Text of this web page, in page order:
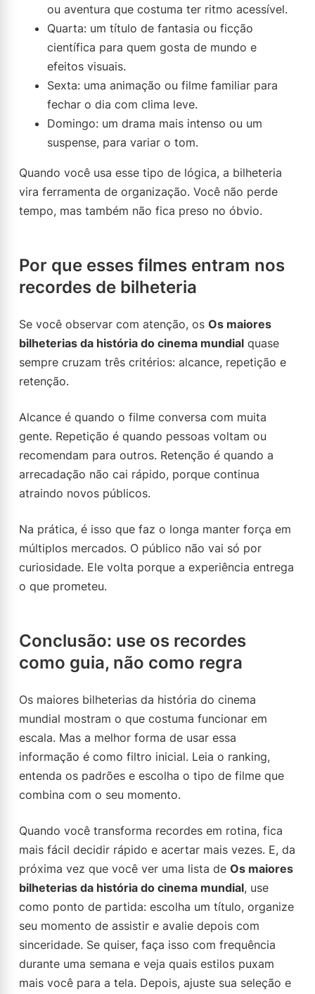
ou aventura que costuma ter ritmo acessível.
Quarta: um título de fantasia ou ficção
científica para quem gosta de mundo e
efeitos visuais.
Sexta: uma animação ou filme familiar para
fechar o dia com clima leve.
Domingo: um drama mais intenso ou um
suspense, para variar o tom.
Quando você usa esse tipo de lógica, a bilheteria
vira ferramenta de organização. Você não perde
tempo, mas também não fica preso no óbvio.
Por que esses filmes entram nos
recordes de bilheteria
Se você observar com atenção, os Os maiores
bilheterias da história do cinema mundial quase
sempre cruzam três critérios: alcance, repetição e
retenção.
Alcance é quando o filme conversa com muita
gente. Repetição é quando pessoas voltam ou
recomendam para outros. Retenção é quando a
arrecadação não cai rápido, porque continua
atraindo novos públicos.
Na prática, é isso que faz o longa manter força em
múltiplos mercados. O público não vai só por
curiosidade. Ele volta porque a experiência entrega
o que prometeu.
Conclusão: use os recordes
como guia, não como regra
Os maiores bilheterias da história do cinema
mundial mostram o que costuma funcionar em
escala. Mas a melhor forma de usar essa
informação é como filtro inicial. Leia o ranking,
entenda os padrões e escolha o tipo de filme que
combina com o seu momento.
Quando você transforma recordes em rotina, fica
mais fácil decidir rápido e acertar mais vezes. E, da
próxima vez que você ver uma lista de Os maiores
bilheterias da história do cinema mundial, use
como ponto de partida: escolha um título, organize
seu momento de assistir e avalie depois com
sinceridade. Se quiser, faça isso com frequência
durante uma semana e veja quais estilos puxam
mais você para a tela. Depois, ajuste sua seleção e